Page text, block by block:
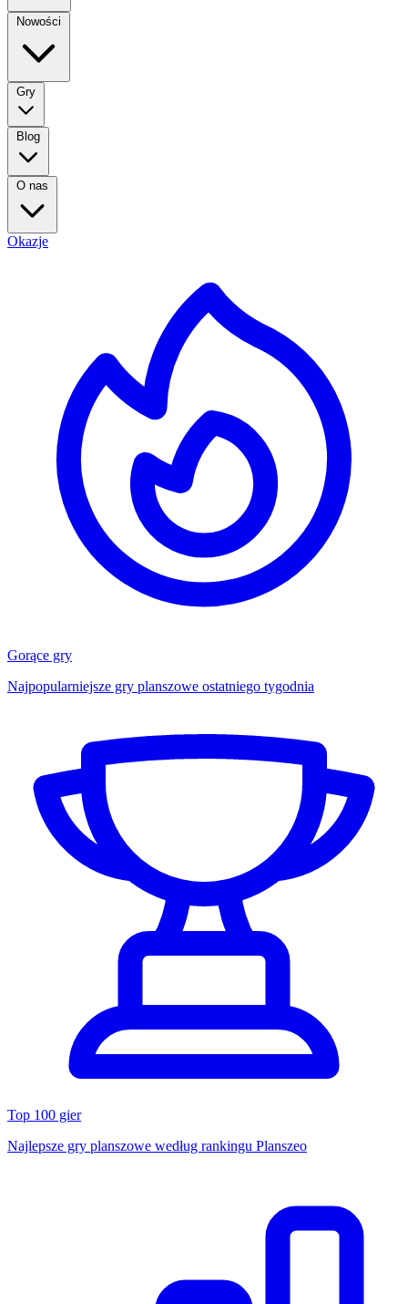
Nowości
Gry
Blog
O nas
Okazje
Gorące gry
Najpopularniejsze gry planszowe ostatniego tygodnia
Top 100 gier
Najlepsze gry planszowe według rankingu Planszeo